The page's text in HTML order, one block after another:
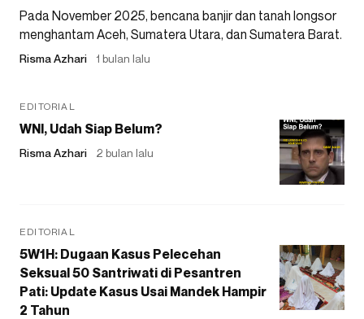
Pada November 2025, bencana banjir dan tanah longsor
menghantam Aceh, Sumatera Utara, dan Sumatera Barat.
Risma Azhari 1 bulan lalu
EDITORIAL
WNI, Udah Siap Belum?
Risma Azhari 2 bulan lalu
EDITORIAL
5W1H: Dugaan Kasus Pelecehan
Seksual 50 Santriwati di Pesantren
Pati: Update Kasus Usai Mandek Hampir
2 Tahun